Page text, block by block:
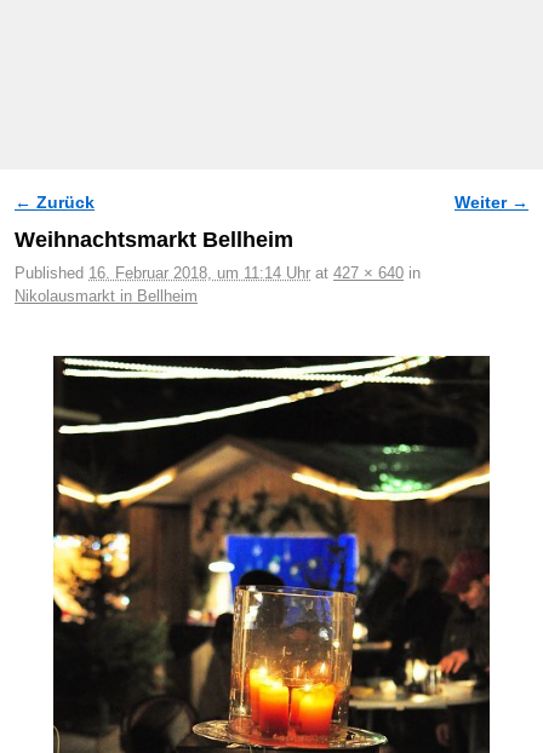
Bilder-Navigation
← Zurück Weiter →
Weihnachtsmarkt Bellheim
Published 16. Februar 2018, um 11:14 Uhr at 427 × 640 in
Nikolausmarkt in Bellheim